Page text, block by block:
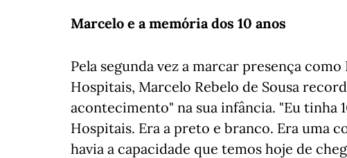
Marcelo e a memória dos 10 anos
Pela segunda vez a marcar presença
Hospitais, Marcelo Rebelo de Sousa
acontecimento" na sua infância. "Eu tinha
Hospitais. Era a preto e branco. Era uma
havia a capacidade que temos hoje de